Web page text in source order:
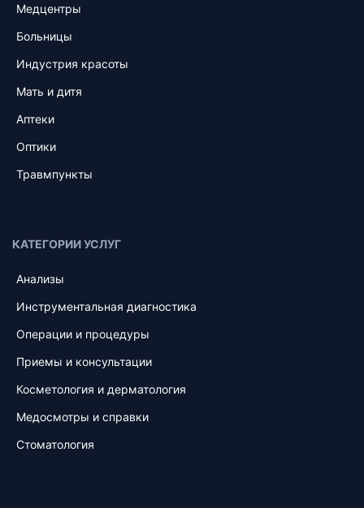
Медцентры
Больницы
Индустрия красоты
Мать и дитя
Аптеки
Оптики
Травмпункты
КАТЕГОРИИ УСЛУГ
Анализы
Инструментальная диагностика
Операции и процедуры
Приемы и консультации
Косметология и дерматология
Медосмотры и справки
Стоматология